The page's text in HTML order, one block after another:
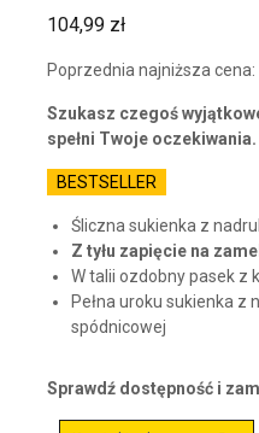
104,99 zł
Poprzednia najniższa cena:
Szukasz czegoś
spełni Twoje oczekiwania.
BESTSELLER
Śliczna sukienka z
Z tyłu zapięcie na
W talii ozdobny pasek z
Pełna uroku sukienka z
spódnicowej
Sprawdź dostępność i